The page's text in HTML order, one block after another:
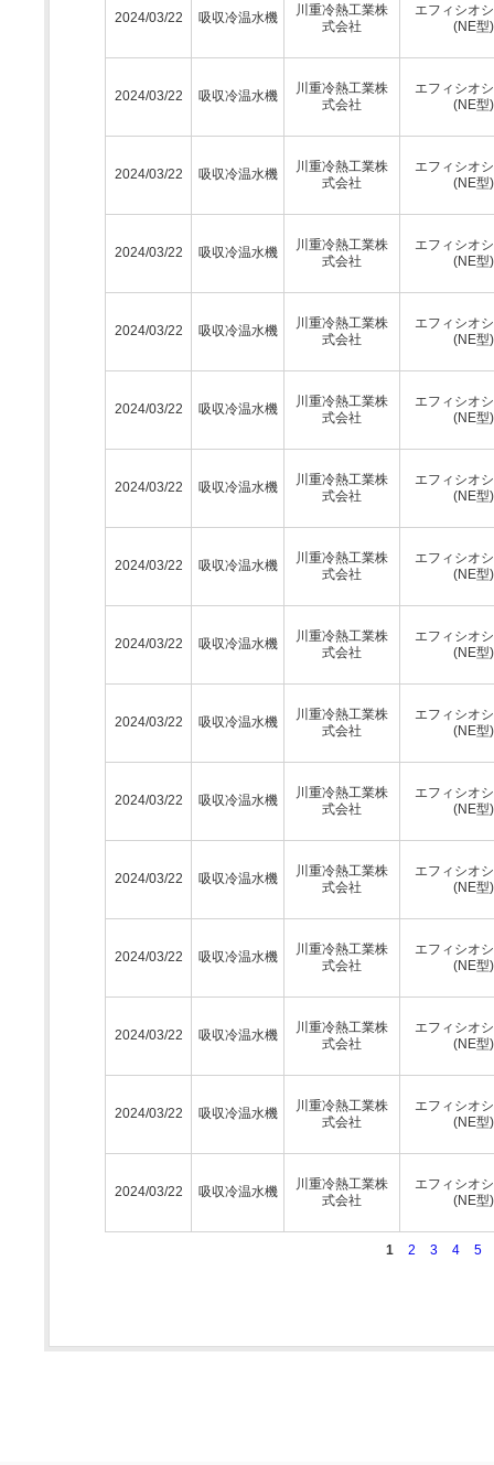
2024/03/22 吸収冷温水機
川重冷熱工業株
式会社
エフィシオ
(NE型)
2024/03/22 吸収冷温水機
川重冷熱工業株
式会社
エフィシオ
(NE型)
2024/03/22 吸収冷温水機
川重冷熱工業株
式会社
エフィシオ
(NE型)
2024/03/22 吸収冷温水機
川重冷熱工業株
式会社
エフィシオ
(NE型)
2024/03/22 吸収冷温水機
川重冷熱工業株
式会社
エフィシオ
(NE型)
2024/03/22 吸収冷温水機
川重冷熱工業株
式会社
エフィシオ
(NE型)
2024/03/22 吸収冷温水機
川重冷熱工業株
式会社
エフィシオ
(NE型)
2024/03/22 吸収冷温水機
川重冷熱工業株
式会社
エフィシオ
(NE型)
2024/03/22 吸収冷温水機
川重冷熱工業株
式会社
エフィシオ
(NE型)
2024/03/22 吸収冷温水機
川重冷熱工業株
式会社
エフィシオ
(NE型)
2024/03/22 吸収冷温水機
川重冷熱工業株
式会社
エフィシオ
(NE型)
2024/03/22 吸収冷温水機
川重冷熱工業株
式会社
エフィシオ
(NE型)
2024/03/22 吸収冷温水機
川重冷熱工業株
式会社
エフィシオ
(NE型)
2024/03/22 吸収冷温水機
川重冷熱工業株
式会社
エフィシオ
(NE型)
2024/03/22 吸収冷温水機
川重冷熱工業株
式会社
エフィシオ
(NE型)
2024/03/22 吸収冷温水機
川重冷熱工業株
式会社
エフィシオ
(NE型)
1 2 3 4 5